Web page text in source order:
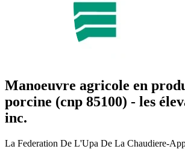
Manoeuvre agricole en
porcine (cnp 85100) - les
inc.
La Federation De L'Upa De La Chaudiere-